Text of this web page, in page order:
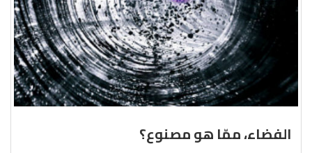
الفضاء، ممّا هو مصنوع؟